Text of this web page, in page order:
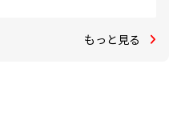
もっと見る